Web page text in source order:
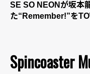
SE SO NEONが坂本
た“Remember!”を
Spincoaster